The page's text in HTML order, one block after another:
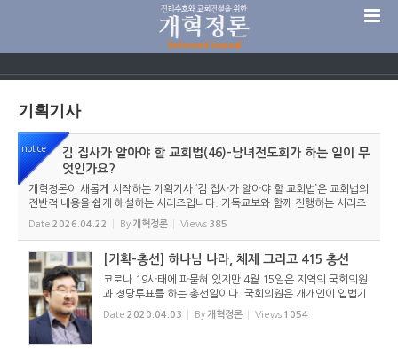
기획기사
notice
김 집사가 알아야 할 교회법(46)-남녀전도회가 하는 일이 무
엇인가요?
개혁정론이 새롭게 시작하는 기획기사 ‘김 집사가 알아야 할 교회법’은 교회법의
전반적 내용을 쉽게 해설하는 시리즈입니다. 기독교보와 함께 진행하는 시리즈
로서 여기에 싣는 것은 기독교보의 허락을 받았습니다. 글 내용은 기독교보에
Date 2026.04.22 By 개혁정론 Views 385
[기획-총선] 하나님 나라, 체제 그리고 415 총선
코로나 19사태에 파묻혀 있지만 4월 15일은 지역의 국회의원
과 정당투표를 하는 총선일이다. 국회의원은 개개인이 입법기
관이라고 말할 정도로 중요한 역할을 맡고있다. 우리 사회는
어떤 법을 만들고 그 법을 어떻게 집행하느냐가 결정한다. 국
Date 2020.04.03 By 개혁정론 Views 1054
Sketchbook5, 스케치북5
Sketchbook5, 스케치북5